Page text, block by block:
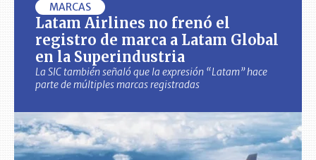
MARCAS
Latam Airlines no frenó el
registro de marca a Latam Global
en la Superindustria
La SIC también señaló que la expresión “Latam” hace
parte de múltiples marcas registradas